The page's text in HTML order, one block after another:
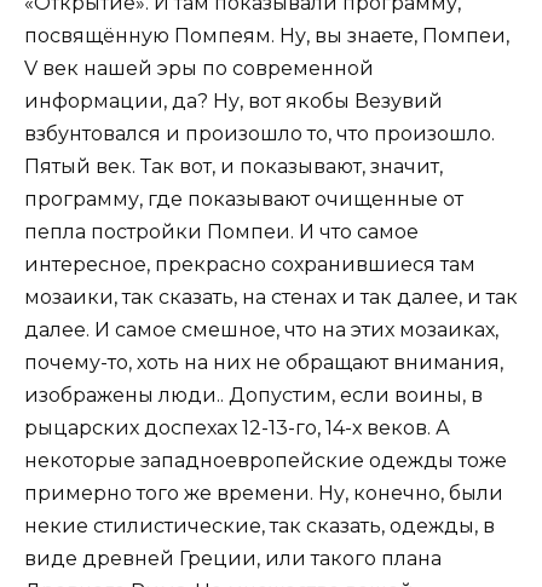
посвящённую Помпеям. Ну, вы знаете, Помпеи,
V век нашей эры по современной
информации, да? Ну, вот якобы Везувий
взбунтовался и произошло то, что произошло.
Пятый век. Так вот, и показывают, значит,
программу, где показывают очищенные от
пепла постройки Помпеи. И что самое
интересное, прекрасно сохранившиеся там
мозаики, так сказать, на стенах и так далее, и так
далее. И самое смешное, что на этих мозаиках,
почему-то, хоть на них не обращают внимания,
изображены люди.. Допустим, если воины, в
рыцарских доспехах 12-13-го, 14-х веков. А
некоторые западноевропейские одежды тоже
примерно того же времени. Ну, конечно, были
некие стилистические, так сказать, одежды, в
виде древней Греции, или такого плана